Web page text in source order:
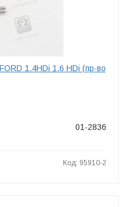
1.4HDi 1.6 HDi (пр-во
01-2836
Код: 95910-2